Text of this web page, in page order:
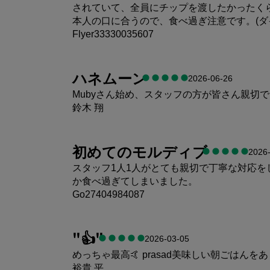
されていて、全員にチップを渡したかった
本人の口に合うので、食べ過ぎ注意です。(
Flyer33330035607
ハネムーン 2026-06-26
Mubyさん始め、スタッフの方が皆さん親切
鈴木 翔
立地
初めてのモルディブ
スタッフ1人1人がとても親切で丁寧な対応
か食べ過ぎてしまいました。
Go27404984087
"👍" 2026-03-05
めっちゃ最高🤙 prasad美味しい朝ごはんを
裕貴 平